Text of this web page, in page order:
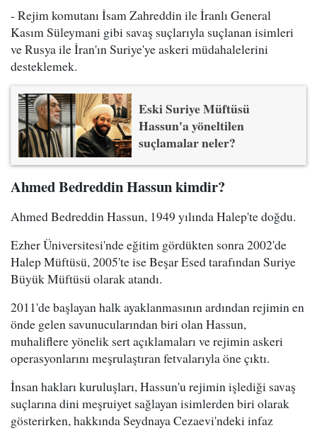
- Rejim komutanı İsam Zahreddin ile İranlı General
Kasım Süleymani gibi savaş suçlarıyla suçlanan isimleri
ve Rusya ile İran'ın Suriye'ye askeri müdahalelerini
desteklemek.
Eski Suriye Müftüsü
Hassun'a yöneltilen
suçlamalar neler?
Ahmed Bedreddin Hassun kimdir?
Ahmed Bedreddin Hassun, 1949 yılında Halep'te doğdu.
Ezher Üniversitesi'nde eğitim gördükten sonra 2002'de
Halep Müftüsü, 2005'te ise Beşar Esed tarafından Suriye
Büyük Müftüsü olarak atandı.
2011'de başlayan halk ayaklanmasının ardından rejimin en
önde gelen savunucularından biri olan Hassun,
muhaliflere yönelik sert açıklamaları ve rejimin askeri
operasyonlarını meşrulaştıran fetvalarıyla öne çıktı.
İnsan hakları kuruluşları, Hassun'u rejimin işlediği savaş
suçlarına dini meşruiyet sağlayan isimlerden biri olarak
gösterirken, hakkında Seydnaya Cezaevi'ndeki infaz